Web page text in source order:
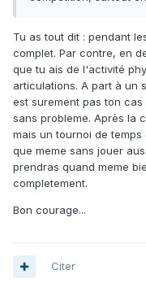
Tu as tout dit : pendant
complet. Par contre, en
que tu ais de l'activité
articulations. A part à un
est surement pas ton
sans probleme. Après la
mais un tournoi de
que meme sans jouer
prendras quand meme
completement.
Bon courage...
Citer